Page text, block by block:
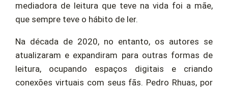
mediadora de leitura que teve na vida foi a mãe,
que sempre teve o hábito de ler.
Na década de 2020, no entanto, os autores se
atualizaram e expandiram para outras formas de
leitura, ocupando espaços digitais e criando
conexões virtuais com seus fãs. Pedro Rhuas, por